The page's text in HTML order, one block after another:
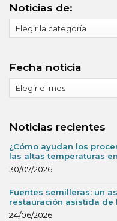
Noticias de:
Noticias
de:
Fecha noticia
noticia
Noticias recientes
¿Cómo ayudan los
las altas temperaturas
30/07/2026
Fuentes semilleras: un
restauración asistida de
24/06/2026